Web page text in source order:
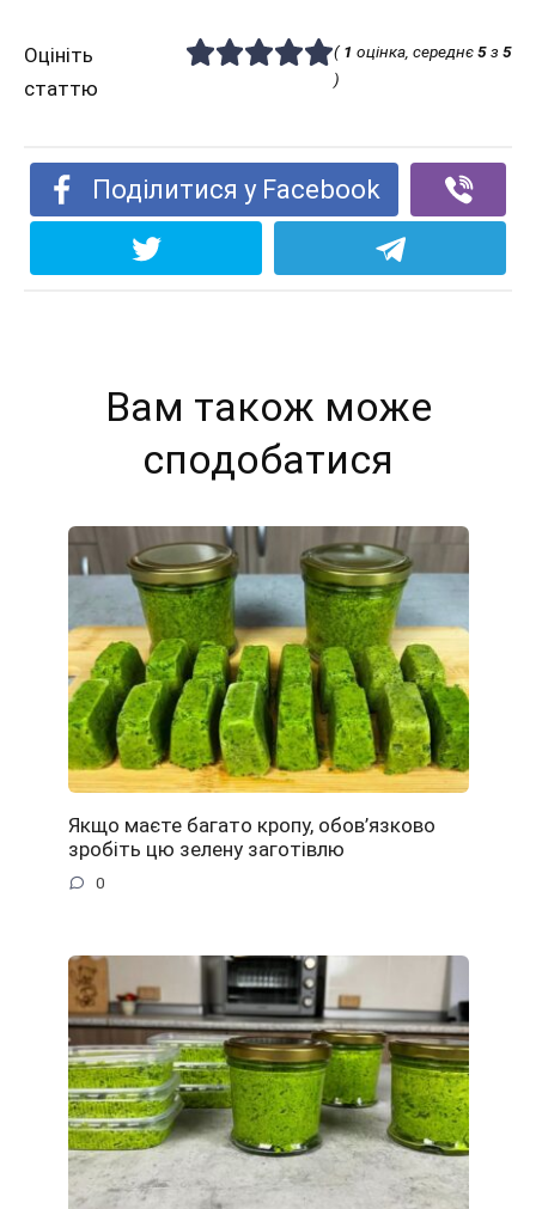
Оцініть
статтю
( 1 оцінка, середнє5з 5
)
Поділитися у Facebook
Вам також може
сподобатися
Якщо маєте багато кропу, обов’язково
зробіть цю зелену заготівлю
0